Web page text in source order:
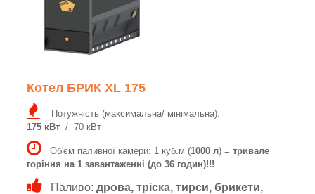
Котел БРИК XL 175
Потужність (максимальна/ мінімальна):
175 кВт / 70 кВт
Об'єм паливної камери: 1 куб.м (1000 л) = тривале
горіння на 1 завантаженні (до 36 годин)!!!
Паливо: дрова, тріска, тирси, брикети,